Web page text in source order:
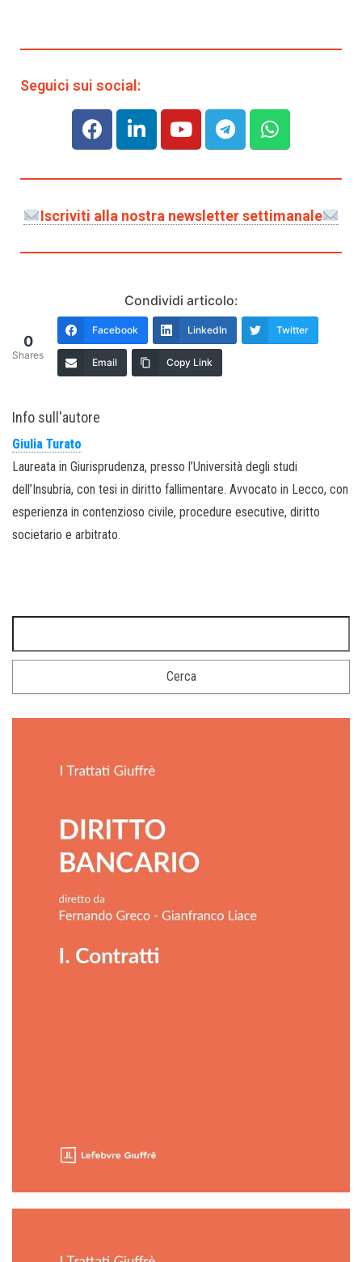
Seguici sui social:
Iscriviti alla nostra newsletter settimanale
Condividi articolo:
0
Shares
Facebook LinkedIn Twitter
Email Copy Link
Info sull'autore
Giulia Turato
Laureata in Giurisprudenza, presso l’Università degli studi
dell’Insubria, con tesi in diritto fallimentare. Avvocato in Lecco, con
esperienza in contenzioso civile, procedure esecutive, diritto
societario e arbitrato.